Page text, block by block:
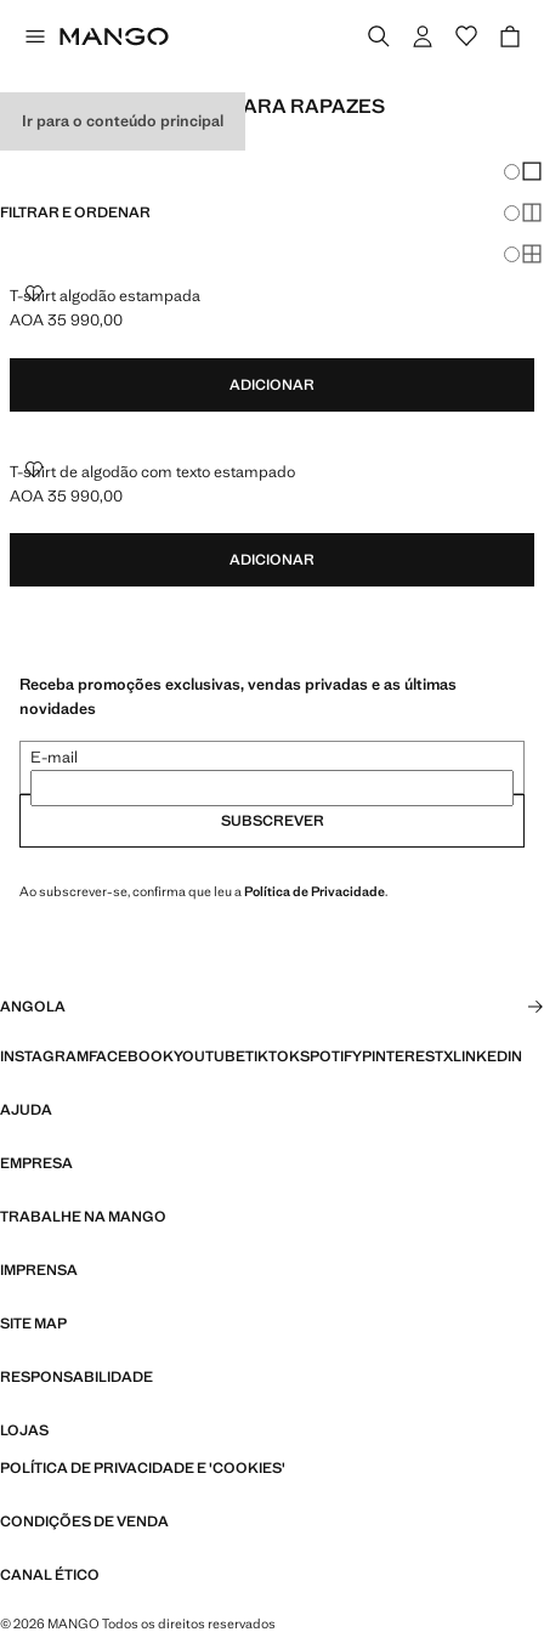
Ir para o conteúdo principal
T-SHIRTS ESTAMPADAS PARA RAPAZES
ADOLESCENTES
FILTRAR E ORDENAR
T-shirt algodão estampada
T-SHIRT ALGODÃO ESTAMPADA
Preço atual [AOA 35 990,00 ]
AOA 35 990,00
ADICIONAR
T-shirt de algodão com texto estampado
T-SHIRT DE ALGODÃO COM TEXTO ESTAMPADO
Preço atual [AOA 35 990,00 ]
AOA 35 990,00
ADICIONAR
Receba promoções exclusivas, vendas privadas e as últimas
novidades
E-mail
SUBSCREVER
Ao subscrever-se, confirma que leu a Política de Privacidade.
ANGOLA
INSTAGRAMFACEBOOKYOUTUBETIKTOKSPOTIFYPINTERESTXLINKEDIN
AJUDA
EMPRESA
TRABALHE NA MANGO
IMPRENSA
SITE MAP
RESPONSABILIDADE
LOJAS
POLÍTICA DE PRIVACIDADE E 'COOKIES'
CONDIÇÕES DE VENDA
CANAL ÉTICO
© 2026 MANGO Todos os direitos reservados